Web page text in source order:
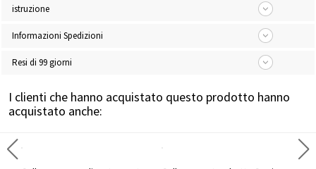
istruzione
Informazioni Spedizioni
Resi di 99 giorni
I clienti che hanno acquistato questo prodotto hanno
acquistato anche: